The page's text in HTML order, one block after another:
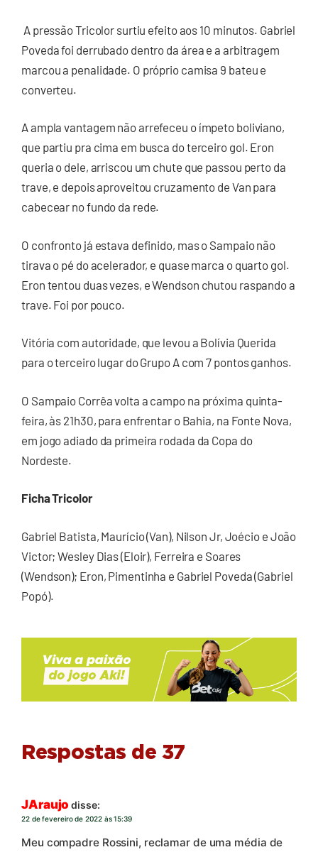
A pressão Tricolor surtiu efeito aos 10 minutos. Gabriel
Poveda foi derrubado dentro da área e a arbitragem
marcou a penalidade. O próprio camisa 9 bateu e
converteu.
A ampla vantagem não arrefeceu o ímpeto boliviano,
que partiu pra cima em busca do terceiro gol. Eron
queria o dele, arriscou um chute que passou perto da
trave, e depois aproveitou cruzamento de Van para
cabecear no fundo da rede.
O confronto já estava definido, mas o Sampaio não
tirava o pé do acelerador, e quase marca o quarto gol.
Eron tentou duas vezes, e Wendson chutou raspando a
trave. Foi por pouco.
Vitória com autoridade, que levou a Bolívia Querida
para o terceiro lugar do Grupo A com 7 pontos ganhos.
O Sampaio Corrêa volta a campo na próxima quinta-
feira, às 21h30, para enfrentar o Bahia, na Fonte Nova,
em jogo adiado da primeira rodada da Copa do
Nordeste.
Ficha Tricolor
Gabriel Batista, Maurício (Van), Nilson Jr, Joécio e João
Victor; Wesley Dias (Eloir), Ferreira e Soares
(Wendson); Eron, Pimentinha e Gabriel Poveda (Gabriel
Popó).
Respostas de 37
JAraujo disse:
22 de fevereiro de 2022 às 15:39
Meu compadre Rossini, reclamar de uma média de